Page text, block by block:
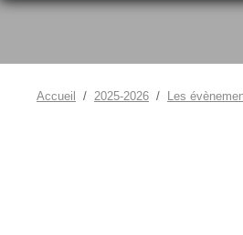
Accueil 2025-2026 Les